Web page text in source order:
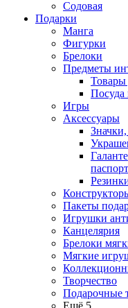
Содовая
Подарки
Манга
Фигурки
Брелоки
Предметы
Товары
Посуда
Игры
Аксессуары
Пакеты
Игрушки
Канцелярия
Брелоки
Мягкие
Творчество
Подарочные
Ещё 5